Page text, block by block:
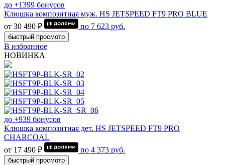
до +1399 бонусов
Клюшка композитная муж. HS JETSPEED FT9 PRO BLUE
от 30 490 ₽
по 7 623 руб.
быстрый просмотр
В избранное
НОВИНКА
до +939 бонусов
Клюшка композитная дет. HS JETSPEED FT9 PRO
CHARCOAL
от 17 490 ₽
по 4 373 руб.
быстрый просмотр